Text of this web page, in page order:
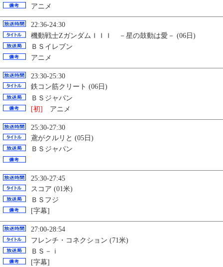
アニメ
22:36-24:30
機動戦士ΖガンダムＩＩＩ －星の鼓動は愛－ (06日)
ＢＳイレブン
アニメ
23:30-25:30
鉄コン筋クリート (06日)
ＢＳジャパン
[初]
アニメ
25:30-27:30
鳶がクルリと (05日)
ＢＳジャパン
25:30-27:45
スコア (01米)
ＢＳフジ
[字幕]
27:00-28:54
フレンチ・コネクション (71米)
ＢＳ－ｉ
[字幕]